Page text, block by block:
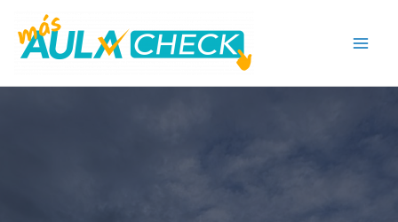
contenido